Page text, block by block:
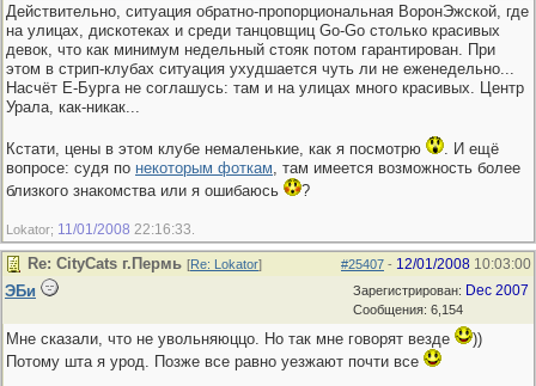
Действительно, ситуация обратно-пропорциональная ВоронЭжской, где
на улицах, дискотеках и среди танцовщиц Go-Go столько красивых
девок, что как минимум недельный стояк потом гарантирован. При
этом в стрип-клубах ситуация ухудшается чуть ли не еженедельно...
Насчёт Е-Бурга не соглашусь: там и на улицах много красивых. Центр
Урала, как-никак...
Кстати, цены в этом клубе немаленькие, как я посмотрю
. И ещё
вопросе: судя по некоторым фоткам, там имеется возможность более
близкого знакомства или я ошибаюсь
?
Lokator; 11/01/2008 22:16:33
#25407 - 12/01/2008 10:03:00
Re: CityCats г.Пермь [Re: Lokator]
Зарегистрирован: Dec 2007
Сообщения: 6,154
ЭБи
Мне сказали, что не увольняюццо. Но так мне говорят везде
))
Потому шта я урод. Позже все равно уезжают почти все